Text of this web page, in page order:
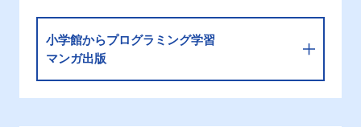
小学館からプログラミング学習
マンガ出版